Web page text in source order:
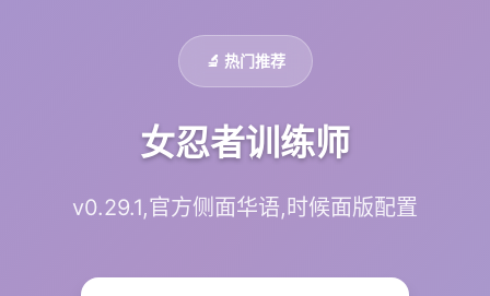
🔬 热门推荐
女忍者训练师
v0.29.1,官方侧面华语,时候面版配置